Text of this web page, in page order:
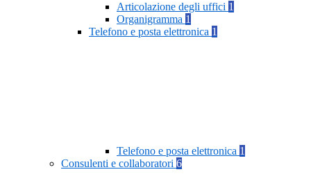
Articolazione degli uffici 1
Organigramma 1
Telefono e posta elettronica 1
Telefono e posta elettronica 1
Consulenti e collaboratori 6